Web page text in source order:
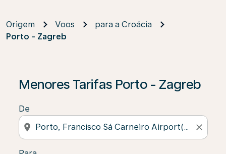
Origem Voos
para a Croácia
Porto - Zagreb
Menores Tarifas Porto - Zagreb
De
location_on close